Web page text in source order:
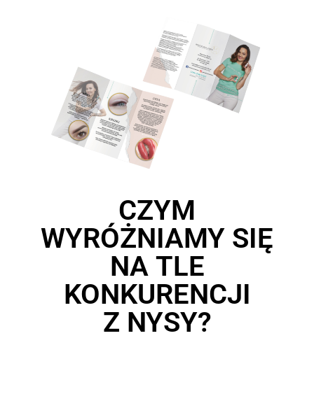
CZYM
WYRÓŻNIAMY SIĘ
NA TLE
KONKURENCJI
Z NYSY?